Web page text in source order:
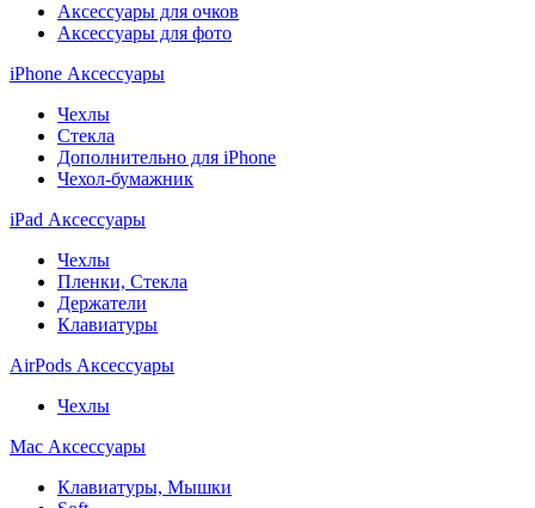
Аксессуары для очков
Аксессуары для фото
iPhone Аксессуары
Чехлы
Стекла
Дополнительно для iPhone
Чехол-бумажник
iPad Аксессуары
Чехлы
Пленки, Стекла
Держатели
Клавиатуры
AirPods Аксессуары
Чехлы
Mac Аксессуары
Клавиатуры, Мышки